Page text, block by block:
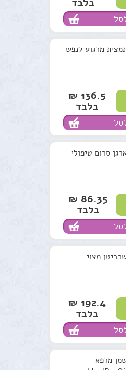
בלבד
מרגוע לנפש
136.5 ₪
בלבד
סרום טיפולי
86.35 ₪
בלבד
מצוי
192.4 ₪
בלבד
מרפא